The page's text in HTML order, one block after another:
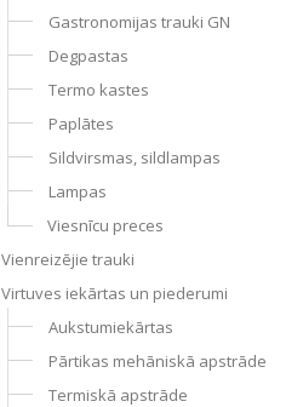
Gastronomijas trauki GN
Degpastas
Termo kastes
Paplātes
Sildvirsmas, sildlampas
Lampas
Viesnīcu preces
Vienreizējie trauki
Virtuves iekārtas un piederumi
Aukstumiekārtas
Pārtikas mehāniskā apstrāde
Termiskā apstrāde